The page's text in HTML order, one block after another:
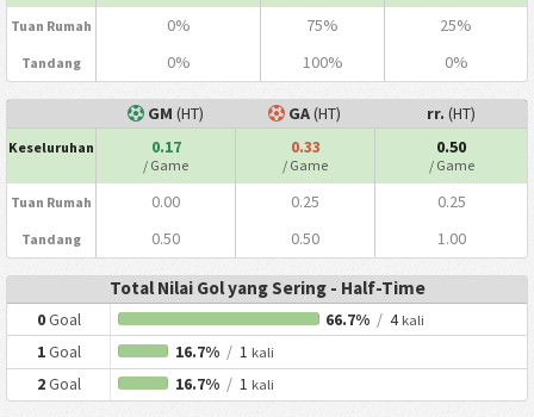
Tuan Rumah 0% 75% 25%
Tandang 0% 100% 0%
GM (HT) GA(HT) rr. (HT)
Keseluruhan 0.17
/ Game
0.33
/ Game
0.50
/ Game
Tuan Rumah 0.00 0.25 0.25
Tandang 0.50 0.50 1.00
Total Nilai Gol yang Sering - Half-Time
0Goal 66.7% / 4 kali
1Goal 16.7% /1 kali
2Goal 16.7% /1 kali